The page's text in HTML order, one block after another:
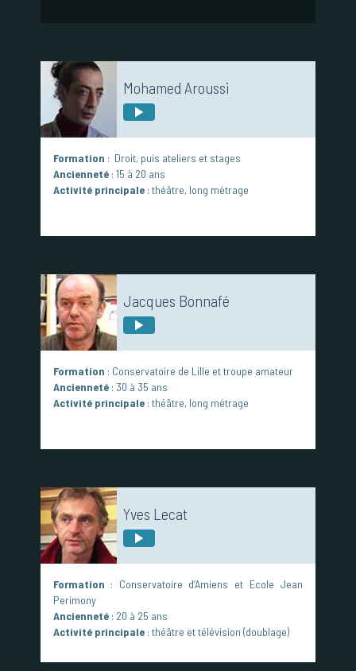
Mohamed Aroussi
Formation : Droit, puis ateliers et stages
Ancienneté : 15 à 20 ans
Activité principale: théâtre, long métrage
Jacques Bonnafé
Formation : Conservatoire de Lille et troupe amateur
Ancienneté : 30 à 35 ans
Activité principale: théâtre, long métrage
Yves Lecat
Formation : Conservatoire d’Amiens et Ecole Jean
Perimony
Ancienneté : 20 à 25 ans
Activité principale: théâtre et télévision (doublage)